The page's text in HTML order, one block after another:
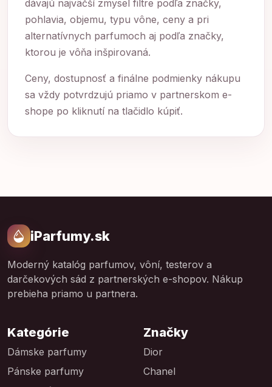
dávajú najväčší zmysel filtre podľa značky,
pohlavia, objemu, typu vône, ceny a pri
alternatívnych parfumoch aj podľa značky,
ktorou je vôňa inšpirovaná.
Ceny, dostupnosť a finálne podmienky nákupu
sa vždy potvrdzujú priamo v partnerskom e-
shope po kliknutí na tlačidlo kúpiť.
iParfumy.sk
Moderný katalóg parfumov, vôní, testerov a
darčekových sád z partnerských e-shopov. Nákup
prebieha priamo u partnera.
Kategórie
Dámske parfumy
Pánske parfumy
Značky
Dior
Chanel